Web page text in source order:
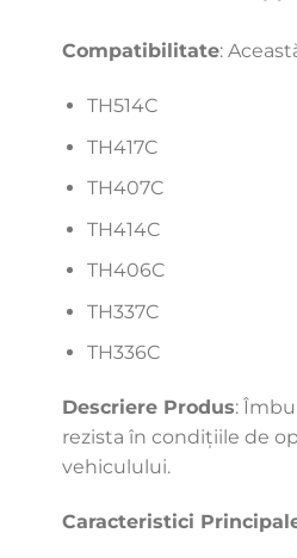
Compatibilitate:
TH514C
TH417C
TH407C
TH414C
TH406C
TH337C
TH336C
Descriere Produs:
rezista în condițiile de
vehiculului.
Caracteristici